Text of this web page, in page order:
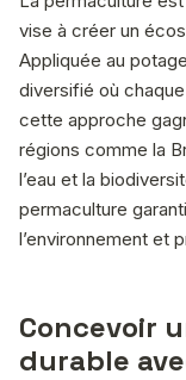
vise à créer un
Appliquée au
diversifié où
cette approche
régions comme la
l’eau et la
permaculture
l’environnement et
Concevoir
durable